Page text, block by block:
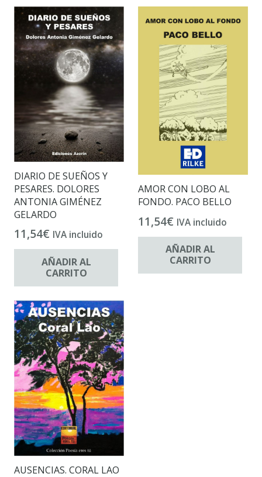
DIARIO DE SUEÑOS Y
PESARES. DOLORES
ANTONIA GIMÉNEZ
GELARDO
11,54€ IVA incluido
AÑADIR AL
CARRITO
AMOR CON LOBO AL
FONDO. PACO BELLO
11,54€ IVA incluido
AÑADIR AL
CARRITO
AUSENCIAS. CORAL LAO